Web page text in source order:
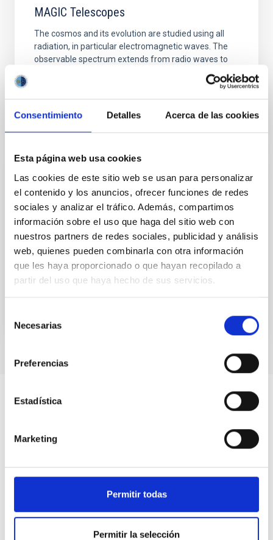
Consentimiento Detalles Acerca de las cookies
Esta página web usa cookies
Las cookies de este sitio web se usan para personalizar
el contenido y los anuncios, ofrecer funciones de redes
sociales y analizar el tráfico. Además, compartimos
información sobre el uso que haga del sitio web con
nuestros partners de redes sociales, publicidad y análisis
web, quienes pueden combinarla con otra información
que les haya proporcionado o que hayan recopilado a
partir del uso que haya hecho de sus servicios.
Necesarias
Preferencias
Estadística
Marketing
Permitir todas
Permitir la selección
MAGIC Telescopes
The cosmos and its evolution are studied using all
radiation, in particular electromagnetic waves. The
observable spectrum extends from radio waves to
EVENT
Perseidas 2023 desde Canarias y
Extremadura
La noche del 12 al 13 de agosto, el canal sky-live.tv se
desplazará hasta Extremadura para retransmitir el
máximo de las Perseidas 2023 desde el Centro...